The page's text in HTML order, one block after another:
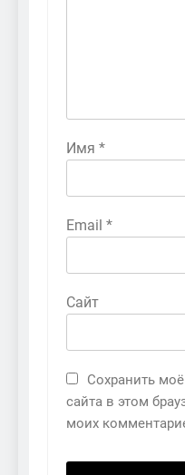
Имя *
Email *
Сайт
Сохранить
сайта в этом
моих